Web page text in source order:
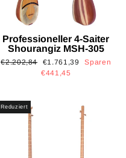
Professioneller 4-Saiter
Shourangiz MSH-305
Normaler
€2.202,84 Sonderpreis
€1.761,39
Sparen
€441,45
Reduziert